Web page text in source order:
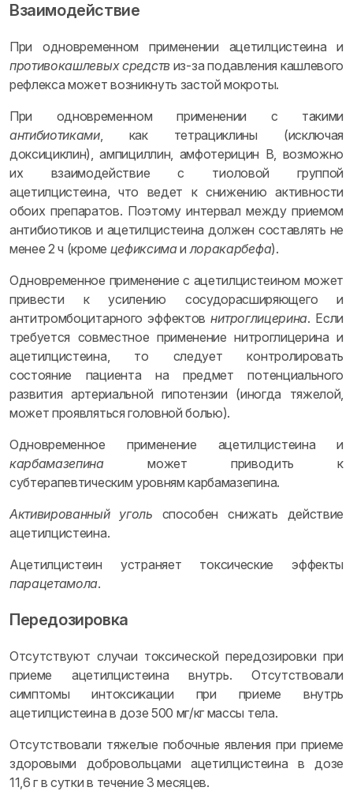
Взаимодействие
При одновременном применении ацетилцистеина и
противокашлевых средствиз-за подавления кашлевого
рефлекса может возникнуть застой мокроты.
При одновременном применении с такими
антибиотиками, как тетрациклины (исключая
доксициклин), ампициллин, амфотерицин B, возможно
их взаимодействие с тиоловой группой
ацетилцистеина, что ведет к снижению активности
обоих препаратов. Поэтому интервал между приемом
антибиотиков и ацетилцистеина должен составлять не
менее 2 ч (кроме цефиксимаилоракарбефа).
Одновременное применение с ацетилцистеином может
привести к усилению сосудорасширяющего и
антитромбоцитарного эффектовнитроглицерина. Если
требуется совместное применение нитроглицерина и
ацетилцистеина, то следует контролировать
состояние пациента на предмет потенциального
развития артериальной гипотензии (иногда тяжелой,
может проявляться головной болью).
Одновременное применение ацетилцистеина и
карбамазепинаможет приводить к
субтерапевтическим уровням карбамазепина.
Активированный уголь способен снижать действие
ацетилцистеина.
Ацетилцистеин устраняет токсические эффекты
парацетамола.
Передозировка
Отсутствуют случаи токсической передозировки при
приеме ацетилцистеина внутрь. Отсутствовали
симптомы интоксикации при приеме внутрь
ацетилцистеина в дозе 500 мг/кг массы тела.
Отсутствовали тяжелые побочные явления при приеме
здоровыми добровольцами ацетилцистеина в дозе
11,6 г в сутки в течение 3 месяцев.